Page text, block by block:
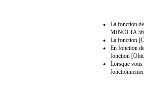
La fonction
MINOLTA
La fonction
En fonction
fonction
Lorsque vous